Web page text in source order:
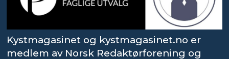
Kystmagasinet og kystmagasinet.no er
medlem av Norsk Redaktørforening og